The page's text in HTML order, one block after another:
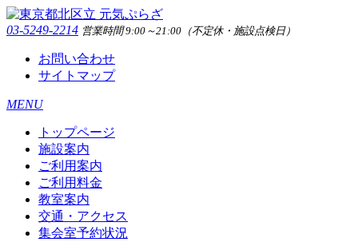
03-5249-2214 営業時間 9:00～21:00（不定休・施設点検日）
お問い合わせ
サイトマップ
MENU
トップページ
施設案内
ご利用案内
ご利用料金
教室案内
交通・アクセス
集会室予約状況